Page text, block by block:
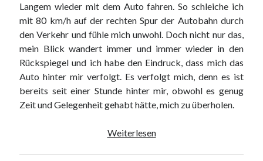
Langem wieder mit dem Auto fahren. So schleiche ich
mit 80 km/h auf der rechten Spur der Autobahn durch
den Verkehr und fühle mich unwohl. Doch nicht nur das,
mein Blick wandert immer und immer wieder in den
Rückspiegel und ich habe den Eindruck, dass mich das
Auto hinter mir verfolgt. Es verfolgt mich, denn es ist
bereits seit einer Stunde hinter mir, obwohl es genug
Zeit und Gelegenheit gehabt hätte, mich zu überholen.
WeiterlesenVom